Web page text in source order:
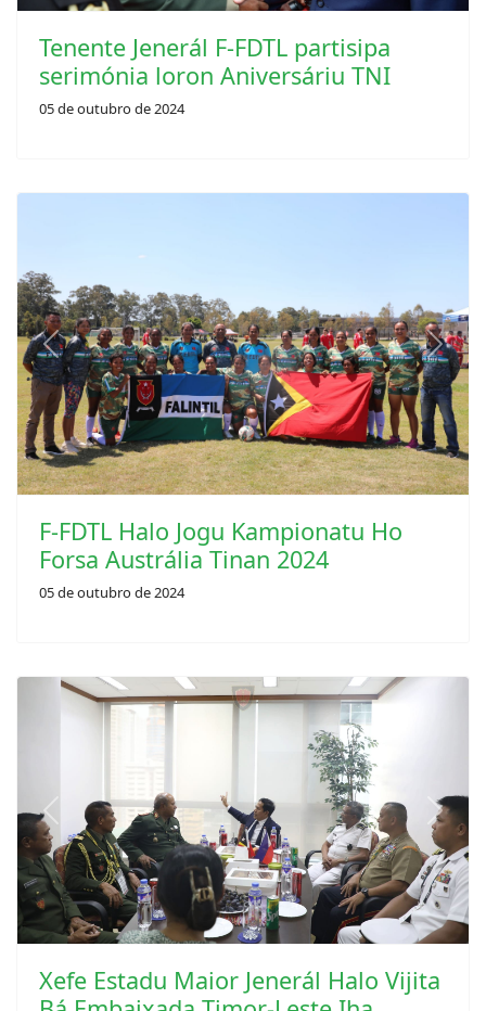
Tenente Jenerál F-FDTL partisipa
serimónia loron Aniversáriu TNI
05 de outubro de 2024
Previous Next
F-FDTL Halo Jogu Kampionatu Ho
Forsa Austrália Tinan 2024
05 de outubro de 2024
Previous Next